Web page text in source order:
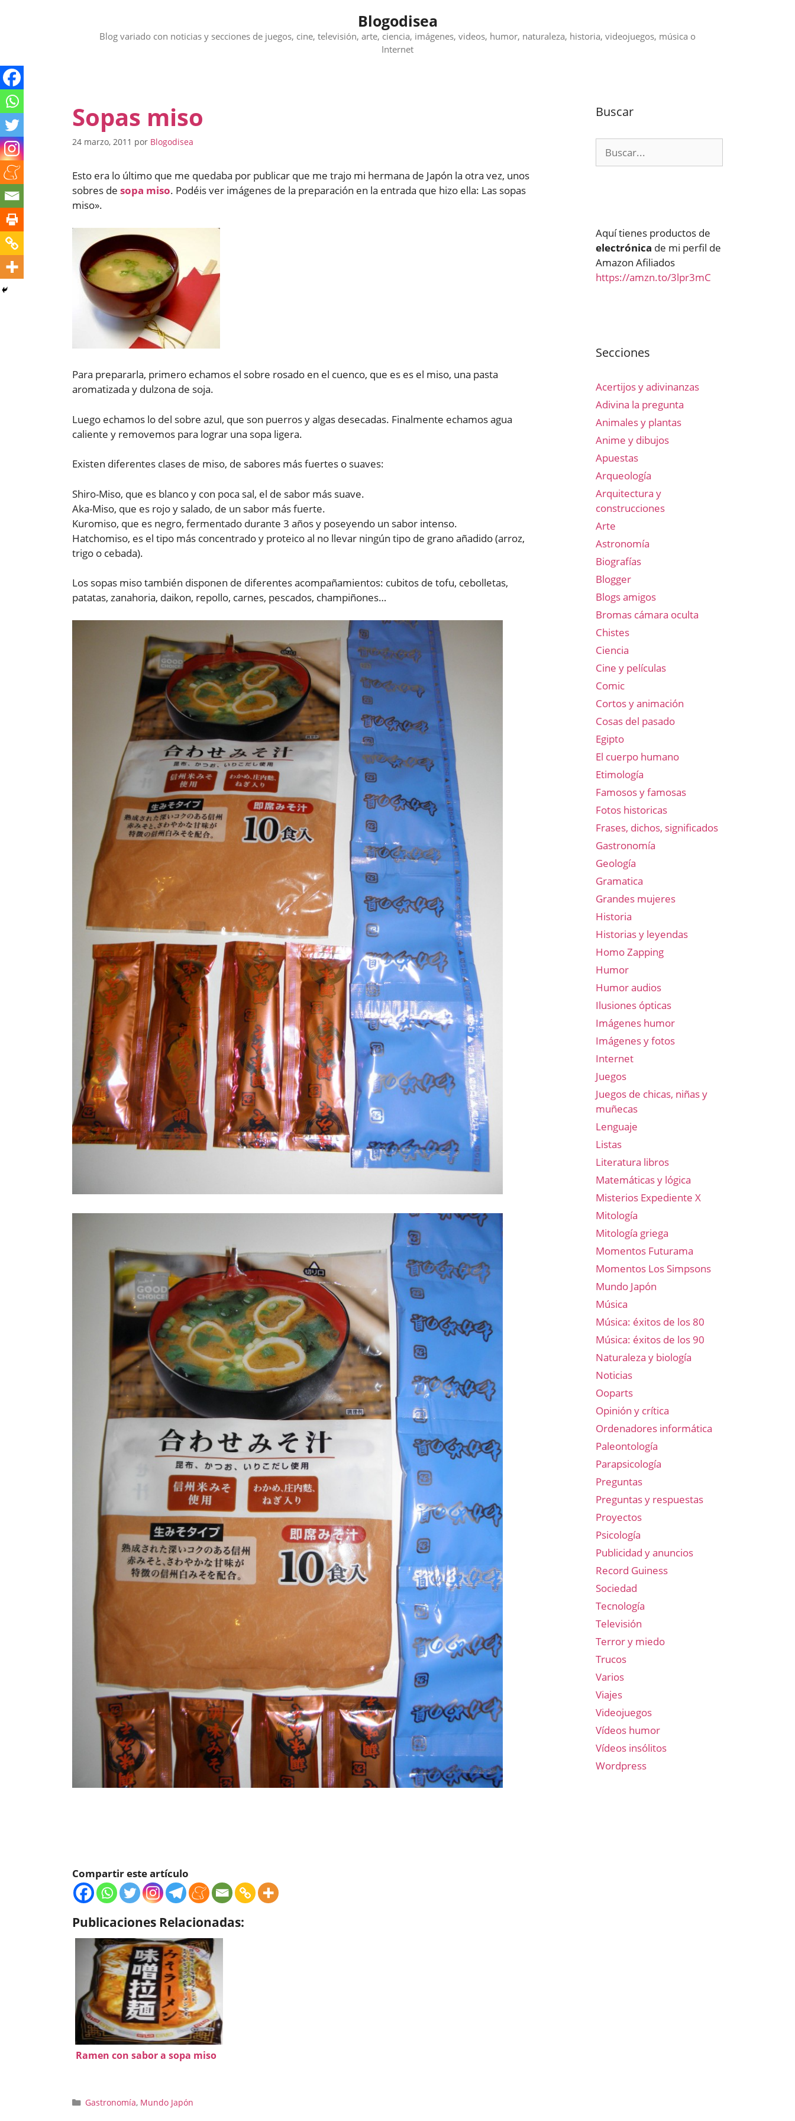
Blogodisea
Blog variado con noticias y secciones de juegos, cine, televisión, arte, ciencia, imágenes, videos, humor, naturaleza, historia, videojuegos, música o
Internet
Sopas miso
24 marzo, 2011 por Blogodisea
Esto era lo último que me quedaba por publicar que me trajo mi hermana de Japón la otra vez, unos
sobres de sopa miso. Podéis ver imágenes de la preparación en la entrada que hizo ella: Las sopas
miso».
Para prepararla, primero echamos el sobre rosado en el cuenco, que es es el miso, una pasta
aromatizada y dulzona de soja.
Luego echamos lo del sobre azul, que son puerros y algas desecadas. Finalmente echamos agua
caliente y removemos para lograr una sopa ligera.
Existen diferentes clases de miso, de sabores más fuertes o suaves:
Shiro-Miso, que es blanco y con poca sal, el de sabor más suave.
Aka-Miso, que es rojo y salado, de un sabor más fuerte.
Kuromiso, que es negro, fermentado durante 3 años y poseyendo un sabor intenso.
Hatchomiso, es el tipo más concentrado y proteico al no llevar ningún tipo de grano añadido (arroz,
trigo o cebada).
Los sopas miso también disponen de diferentes acompañamientos: cubitos de tofu, cebolletas,
patatas, zanahoria, daikon, repollo, carnes, pescados, champiñones…
Compartir este artículo
Publicaciones Relacionadas:
Ramen con sabor a sopa miso
Categorías
Gastronomía, Mundo Japón
Buscar
Aquí tienes productos de
electrónica de mi perfil de
Amazon Afiliados
https://amzn.to/3lpr3mC
Secciones
Acertijos y adivinanzas
Adivina la pregunta
Animales y plantas
Anime y dibujos
Apuestas
Arqueología
Arquitectura y
construcciones
Arte
Astronomía
Biografías
Blogger
Blogs amigos
Bromas cámara oculta
Chistes
Ciencia
Cine y películas
Comic
Cortos y animación
Cosas del pasado
Egipto
El cuerpo humano
Etimología
Famosos y famosas
Fotos historicas
Frases, dichos, significados
Gastronomía
Geología
Gramatica
Grandes mujeres
Historia
Historias y leyendas
Homo Zapping
Humor
Humor audios
Ilusiones ópticas
Imágenes humor
Imágenes y fotos
Internet
Juegos
Juegos de chicas, niñas y
muñecas
Lenguaje
Listas
Literatura libros
Matemáticas y lógica
Misterios Expediente X
Mitología
Mitología griega
Momentos Futurama
Momentos Los Simpsons
Mundo Japón
Música
Música: éxitos de los 80
Música: éxitos de los 90
Naturaleza y biología
Noticias
Ooparts
Opinión y crítica
Ordenadores informática
Paleontología
Parapsicología
Preguntas
Preguntas y respuestas
Proyectos
Psicología
Publicidad y anuncios
Record Guiness
Sociedad
Tecnología
Televisión
Terror y miedo
Trucos
Varios
Viajes
Videojuegos
Vídeos humor
Vídeos insólitos
Wordpress